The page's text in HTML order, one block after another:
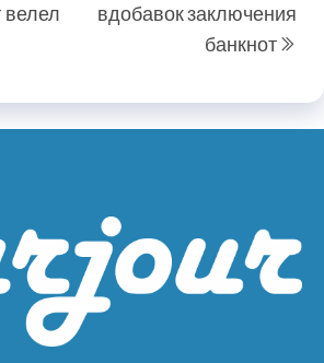
велел
вдобавок заключения
банкнот